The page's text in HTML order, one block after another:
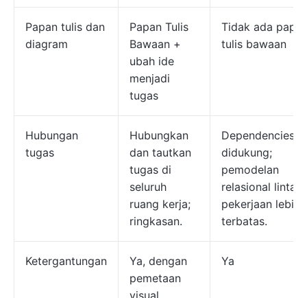
Papan tulis dan
diagram
Papan Tulis
Bawaan +
ubah ide
menjadi
tugas
Tidak ada
tulis bawaan
Hubungan
tugas
Hubungkan
dan tautkan
tugas di
seluruh
ruang kerja;
ringkasan.
Dependencies
didukung;
pemodelan
relasional lintas
pekerjaan lebih
terbatas.
Ketergantungan
Ya, dengan
pemetaan
visual
Ya